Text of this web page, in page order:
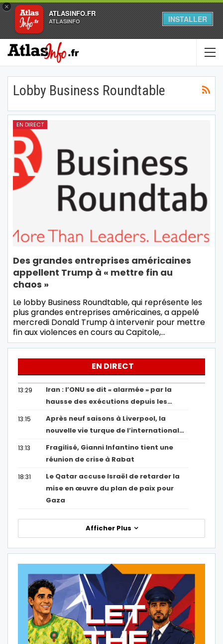
×
ATLASINFO.FR
ATLASINFO INSTALLER
Lobby Business Roundtable
EN DIRECT
Des grandes entreprises américaines
appellent Trump à « mettre fin au
chaos »
Le lobby Business Roundtable, qui représente les
plus grandes entreprises américaines, a appelé
mercredi Donald Trump à intervenir pour mettre
fin aux violences en cours au Capitole,…
EN DIRECT
13:29
Iran : l’ONU se dit « alarmée » par la
hausse des exécutions depuis les…
13:15
Après neuf saisons à Liverpool, la
nouvelle vie turque de l’international…
13:13
Fragilisé, Gianni Infantino tient une
réunion de crise à Rabat
18:31
Le Qatar accuse Israël de retarder la
mise en œuvre du plan de paix pour
Gaza
Afficher Plus